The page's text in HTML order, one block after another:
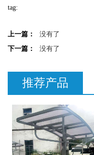
tag:
上一篇：
没有了
下一篇：
没有了
推荐产品